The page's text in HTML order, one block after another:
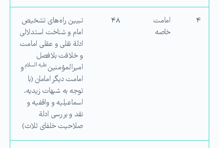
۴
امامت
خاصه
۴۸
تبیین راه‌های تشخیص
امام و شناخت استدلالی
ادلة نقلی و عقلی امامت
و خلافت بلافصل
امیرالمؤمنینعلیه السلامو
امامت دیگر امامان (با
توجه به شبهات زیدیه،
اسماعیلیه و واقفیه و
نقد و بررسی ادلة
صلاحیت خلفای ثلاث)